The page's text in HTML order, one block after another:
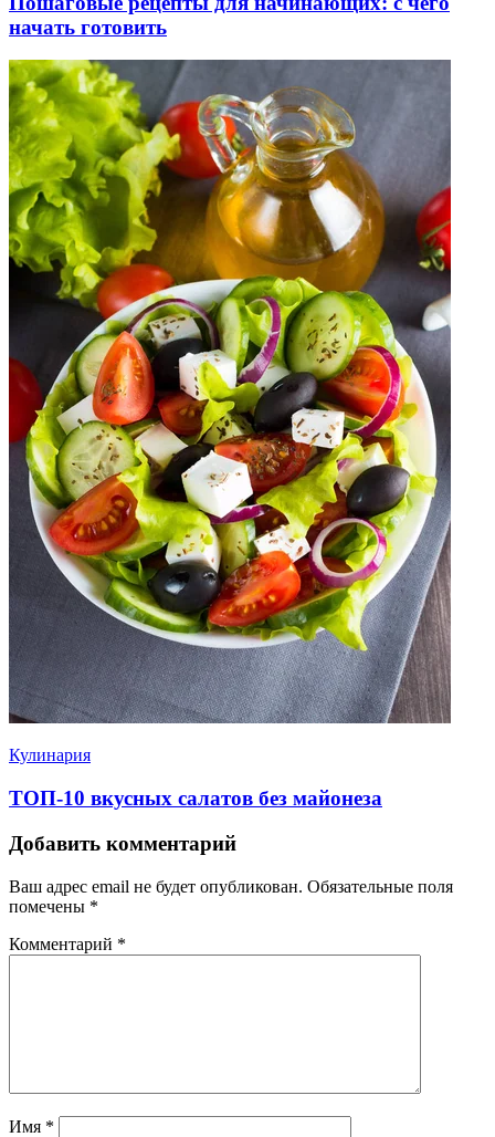
начать готовить
Кулинария
ТОП-10 вкусных салатов без майонеза
Добавить комментарий
Ваш адрес email не будет опубликован. Обязательные поля
помечены *
Комментарий *
Имя *